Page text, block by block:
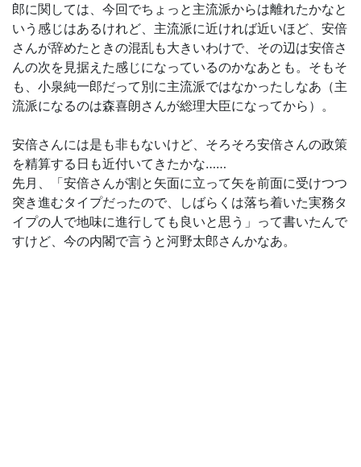
郎に関しては、今回でちょっと主流派からは離れたかなと
いう感じはあるけれど、主流派に近ければ近いほど、安倍
さんが辞めたときの混乱も大きいわけで、その辺は安倍さ
んの次を見据えた感じになっているのかなあとも。そもそ
も、小泉純一郎だって別に主流派ではなかったしなあ（主
流派になるのは森喜朗さんが総理大臣になってから）。
安倍さんには是も非もないけど、そろそろ安倍さんの政策
を精算する日も近付いてきたかな……
先月、「安倍さんが割と矢面に立って矢を前面に受けつつ
突き進むタイプだったので、しばらくは落ち着いた実務タ
イプの人で地味に進行しても良いと思う」って書いたんで
すけど、今の内閣で言うと河野太郎さんかなあ。